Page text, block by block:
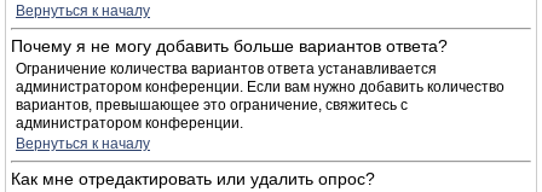
Вернуться к началу
Почему я не могу добавить больше вариантов ответа?
Ограничение количества вариантов ответа устанавливается
администратором конференции. Если вам нужно добавить количество
вариантов, превышающее это ограничение, свяжитесь с
администратором конференции.
Вернуться к началу
Как мне отредактировать или удалить опрос?